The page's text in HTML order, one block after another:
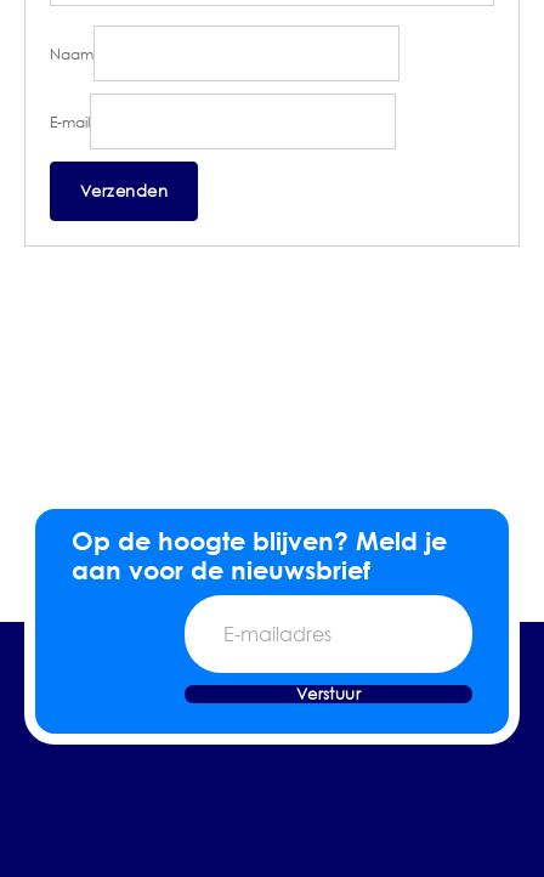
Naam
E-mail
Op de hoogte blijven? Meld je
aan voor de nieuwsbrief
E-
mailadres
Verstuur